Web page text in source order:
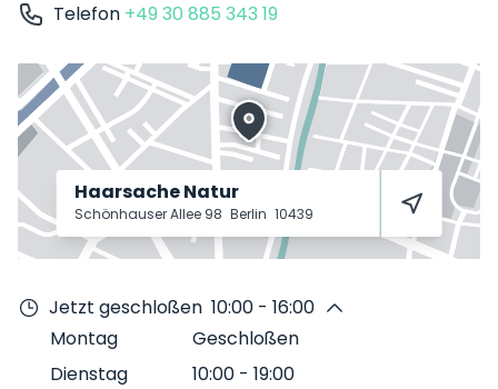
Telefon +49 30 885 343 19
Haarsache Natur
Schönhauser Allee 98 Berlin 10439
Jetzt geschloßen 10:00 - 16:00
Montag
Geschloßen
Dienstag
10:00 - 19:00